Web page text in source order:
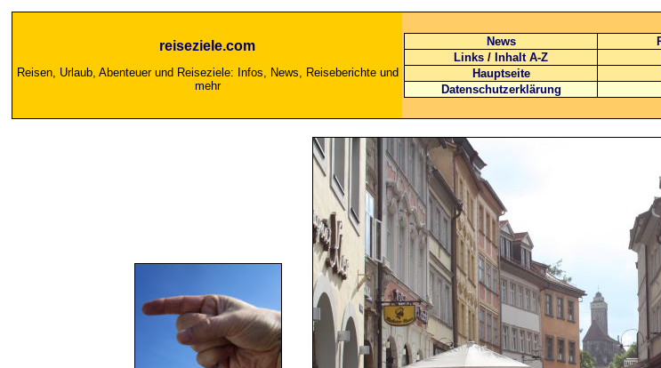
reiseziele.com
Reisen, Urlaub, Abenteuer und Reiseziele: Infos, News, Reiseberichte und
mehr
News
Links / Inhalt A-Z
Hauptseite
Datenschutzerklärung